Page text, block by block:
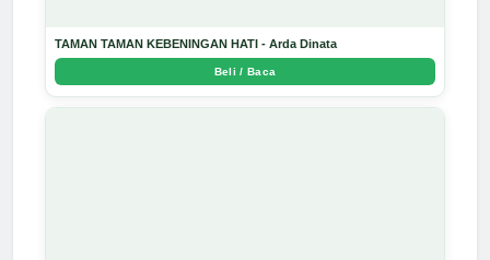
TAMAN TAMAN KEBENINGAN HATI - Arda Dinata
Beli / Baca